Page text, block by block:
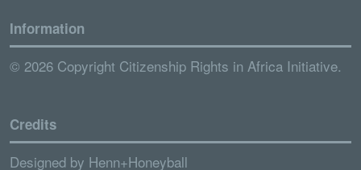
Information
© 2026 Copyright Citizenship Rights in Africa Initiative.
Credits
Designed by Henn+Honeyball